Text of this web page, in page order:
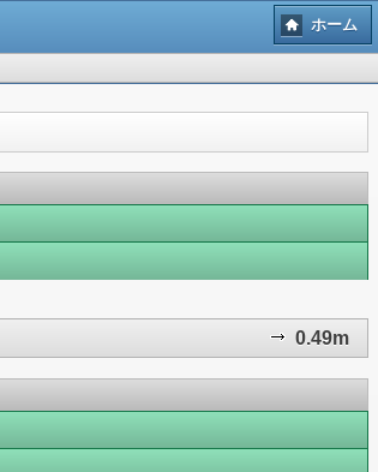
ホーム
0.49m